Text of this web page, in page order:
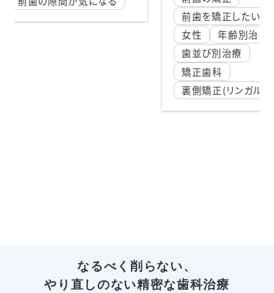
年齢別治療
裏側矯正(リンガル矯正)
前
前
なるべく削らない、
やり直しのない精密な歯科治療